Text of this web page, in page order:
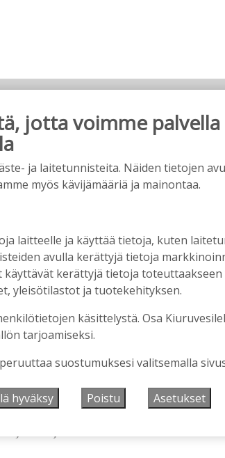
15:40
15:35
kunnioituksen
jotta voimme palvella
ja laitetunnisteita. Näiden tietojen
myös kävijämääriä ja mainontaa.
laitteelle ja käyttää tietoja, kuten
avulla kerättyjä tietoja
kerättyjä tietoja
yleisötilastot ja tuotekehityksen.
käsittelystä. Osa
tarjoamiseksi.
suostumuksesi valitsemalla
hyväksy Poistu Asetukset